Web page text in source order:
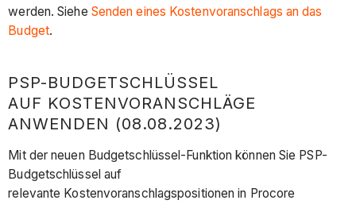
werden. Siehe Senden eines Kostenvoranschlags an das
Budget.
PSP-BUDGETSCHLÜSSEL
AUF KOSTENVORANSCHLÄGE
ANWENDEN (08.08.2023)
Mit der neuen Budgetschlüssel-Funktion können Sie PSP-
Budgetschlüssel auf
relevante Kostenvoranschlagspositionen in Procore